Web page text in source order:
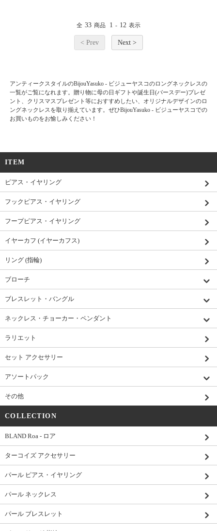
全 33 商品 1 - 12 表示
< Prev Next >
アンティークスタイルのBijouYasuko - ビジューヤスコのロングネックレスの
一覧がご覧になれます。贈り物に母の日ギフトや誕生日(バースデー)プレゼ
ント、クリスマスプレゼント等におすすめしたい、オリジナルデザインのロ
ングネックレスを取り揃えています。ぜひBijouYasuko - ビジューヤスコでの
お買いものをお愉しみください！
ITEM
ピアス・イヤリング
フックピアス・イヤリング
フープピアス・イヤリング
イヤーカフ (イヤーカフス)
リング (指輪)
ブローチ
ブレスレット・バングル
ネックレス・チョーカー・ペンダント
ラリエット
セット アクセサリー
アソートパック
その他
COLLECTION
BLAND Roa - ロア
ターコイズ アクセサリー
パール ピアス・イヤリング
パール ネックレス
パール ブレスレット